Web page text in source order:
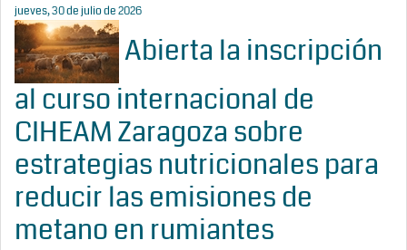
jueves, 30 de julio de 2026
Abierta la inscripción
al curso internacional de
CIHEAM Zaragoza sobre
estrategias nutricionales para
reducir las emisiones de
metano en rumiantes